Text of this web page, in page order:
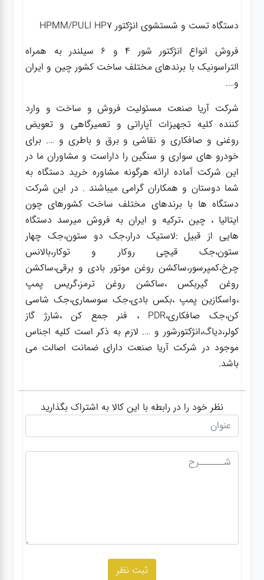
دستگاه تست و شستشوی انژکتور HPMM/PULI HP7
فروش انواع انژکتور شور 4 و 6 سیلندر به همراه
التراسونیک با برندهای مختلف ساخت کشور چین و ایران
و….
شرکت آریا صنعت مسئولیت فروش و ساخت و وارد
کننده کلیه تجهیزات آپاراتی و تعمیرگاهی و تعویض
روغنی و صافکاری و نقاشی و برق و باطری و …. برای
خودرو های سواری و سنگین را داراست و مشاوران ما در
این شرکت آماده ارائه هرگونه مشاوره خرید دستگاه به
شما دوستان و همکاران گرامی میباشند . در این شرکت
دستگاه ها با برندهای مختلف ساخت کشورهای چون
ایتالیا ، چین ،ترکیه و ایران به فروش میرسد دستگاه
هایی از قبیل :لاستیک درار،جک دو ستون،جک چهار
ستون،جک قیچی روکار و توکار،بالانس
چرخ،کمپرسور،ساکشن روغن موتور بادی و برقی،ساکشن
روغن گیربکس ،ساکشن روغن ترمز،گریس پمپ
،واسکازین پمپ ،بکس بادی،جک سوسماری،جک شاسی
کن،جک صافکاری،PDR ، فنر جمع کن ،شارژ گاز
کولر،دیاگ،انژکتورشور و …. لازم به ذکر است کلیه اجناس
موجود در شرکت آریا صنعت دارای ضمانت اصالت می
باشد.
نظر خود را در رابطه با این کالا به اشتراک بگذارید